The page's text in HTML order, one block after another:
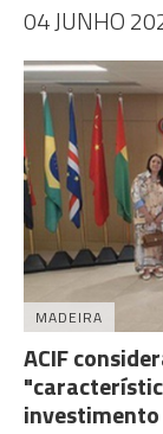
04 JUNHO
MADEIRA
ACIF